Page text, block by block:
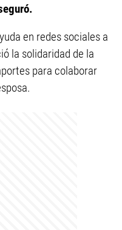
en redes sociales a
la solidaridad de la
para colaborar